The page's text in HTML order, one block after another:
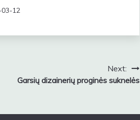
12
Next:
Garsių dizainerių proginės suknelės